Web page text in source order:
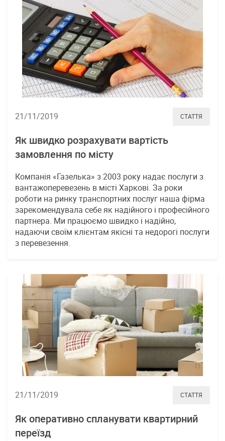
21/11/2019 СТАТТЯ
Як швидко розрахувати вартість
замовлення по місту
Компанія «Газелька» з 2003 року надає послуги з
вантажоперевезень в місті Харкові. За роки
роботи на ринку транспортних послуг наша фірма
зарекомендувала себе як надійного і професійного
партнера. Ми працюємо швидко і надійно,
надаючи своїм клієнтам якісні та недорогі послуги
з перевезення.
21/11/2019 СТАТТЯ
Як оперативно спланувати квартирний
переїзд